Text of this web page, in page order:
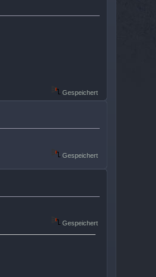
Gespeichert
Gespeichert
Gespeichert